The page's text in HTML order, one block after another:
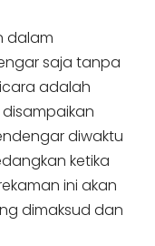
dalam
saja tanpa
adalah
diwaktu
ketika
ini akan
dimaksud dan